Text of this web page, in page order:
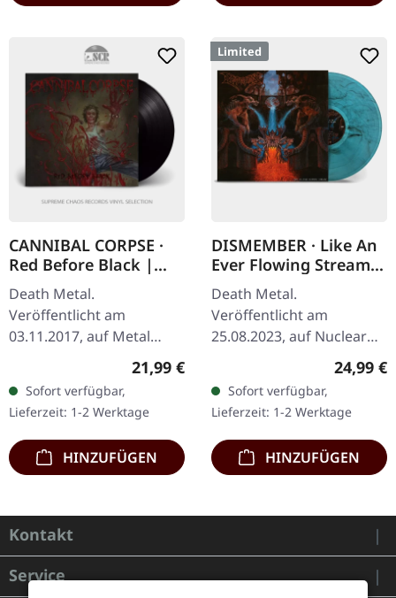
CANNIBAL CORPSE ·
Red Before Black |
BLACK LP
Death Metal.
Veröffentlicht am
03.11.2017, auf Metal
Blade Records. Schwarzes
Vinyl mit Poster. Cannibal
Corpse kehrt mit einem
unerbittlichen…
Regulärer Preis:
21,99 €
Sofort verfügbar,
Lieferzeit: 1-2 Werktage
HINZUFÜGEN
Limited
DISMEMBER · Like An
Ever Flowing Stream |
CYAN/BLACK
MARBLED LP
Death Metal.
Veröffentlicht am
25.08.2023, auf Nuclear
Blast Records. Cyan und
schwarz marmoriertes
transparentes Vinyl.
Limitiert auf 500…
24,99 €
Sofort verfügbar,
Lieferzeit: 1-2 Werktage
HINZUFÜGEN
Kontakt
Service